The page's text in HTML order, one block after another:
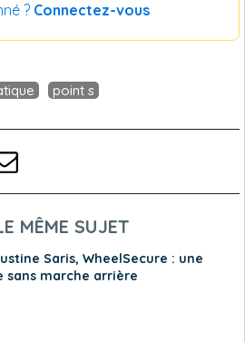
? Connectez-vous
point s
MÊME SUJET
Saris, WheelSecure : une
sans marche arrière